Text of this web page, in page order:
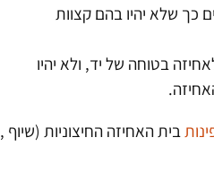
כך שלא יהיו בהם קצוות
בטוחה של יד, ולא יהיו
בית האחיזה החיצוניות (שיוף ,